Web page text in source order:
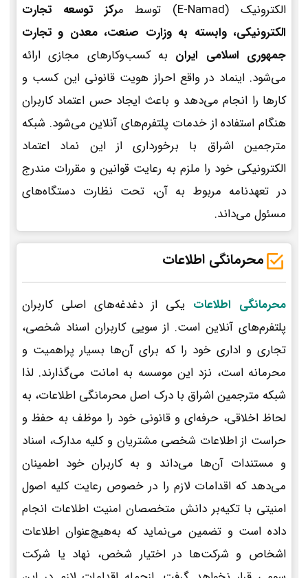
الکترونیک (E-Namad) توسط م
رکز توسعه تجارت
الکترونیکی، وابسته به وزارت صنعت، معدن و تجارت
جمهوری اسلامی ایران به کسب‌وکارهای مجازی ارائه
می‌شود. اینماد در واقع احراز هویت قانونی این کسب و
کارها را انجام می‌دهد و باعث ایجاد حس اعتماد کاربران
هنگام استفاده از خدمات پلتفرم‌های آنلاین می‌شود. شبکه
مترجمین اشراق با برخورداری از این نماد اعتماد
الکترونیکی خود را ملزم به رعایت قوانین و مقررات مندرج
در تعهدنامه مربوط به آن، تحت نظارت دستگاه‌های
مسئول می‌داند.
محرمانگی اطلاعات
محرمانگی اطلاعات یکی از دغدغه‌های اصلی کاربران
پلتفرم‌های آنلاین است. از سویی کاربران اسناد شخصی،
تجاری و اداری خود را که برای آن‌ها بسیار پراهمیت و
محرمانه است، نزد این موسسه به امانت می‌گذارند. لذا
شبکه مترجمین اشراق با درک اصل محرمانگی اطلاعات، به
لحاظ اخلاقی، حرفه‌ای و قانونی خود را موظف به حفظ و
حراست از اطلاعات شخصی مشتریان و کلیه مدارک، اسناد
و مستندات آن‌ها می‌داند و به کاربران خود اطمینان
می‌دهد که اقدامات لازم را در خصوص رعایت کلیه اصول
امنیتی با تکیه‌بر دانش متخصصان امنیت اطلاعات انجام
داده است و تضمین می‌نماید که به‌هیچ‌عنوان اطلاعات
اشخاص و شرکت‌ها در اختیار شخص، نهاد یا شرکت